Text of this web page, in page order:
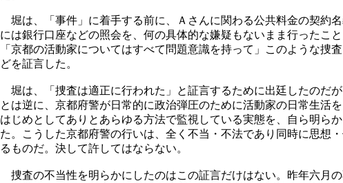
堀は、「事件」に着手する前に、Ａさんに関わる公共料金の契約
には銀行口座などの照会を、何の具体的な嫌疑もないまま行ったこ
「京都の活動家についてはすべて問題意識を持って」このような捜
どを証言した。
堀は、「捜査は適正に行われた」と証言するために出廷したのだ
とは逆に、京都府警が日常的に政治弾圧のために活動家の日常生活
はじめとしてありとあらゆる方法で監視している実態を、自ら明ら
た。こうした京都府警の行いは、全く不当・不法であり同時に思想
るものだ。決して許してはならない。
捜査の不当性を明らかにしたのはこの証言だけはない。昨年六月の